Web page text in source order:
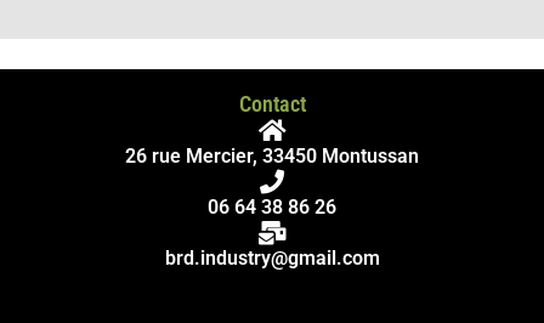
Contact
26 rue Mercier, 33450 Montussan
06 64 38 86 26
brd.industry@gmail.com